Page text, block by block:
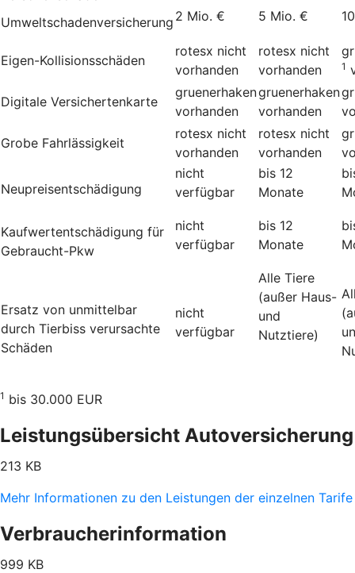
Umweltschadenversicherung 2 Mio. € 5 Mio. €
Eigen-Kollisionsschäden
rotesx nicht
vorhanden
rotesx nicht
vorhanden
1
Digitale Versichertenkarte
gruenerhaken
vorhanden
gruenerhaken
vorhanden
Grobe Fahrlässigkeit
rotesx nicht
vorhanden
rotesx nicht
vorhanden
Neupreisentschädigung
nicht
verfügbar
bis 12
Monate
Kauf­wert­entschädi­gung für
Gebraucht-Pkw
nicht
verfügbar
bis 12
Monate
Ersatz von unmittelbar
durch Tierbiss verur­sachte
Schäden
nicht
verfügbar
Alle Tiere
(außer Haus-
und
Nutztiere)
1 bis 30.000 EUR
Leistungsübersicht Autoversicherung
213 KB
Mehr Informationen zu den Leistungen der einzelnen Tarife
Verbraucherinformation
999 KB